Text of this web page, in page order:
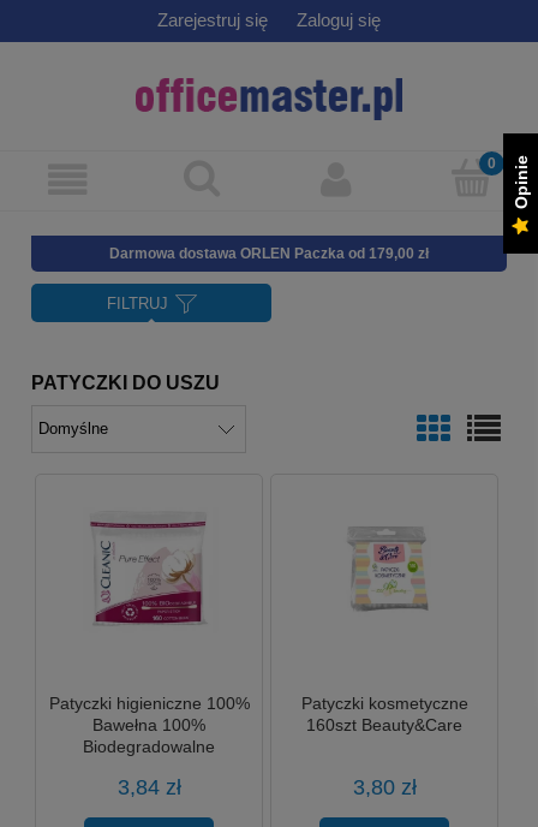
Zarejestruj się Zaloguj się
Darmowa dostawa ORLEN Paczka od 179,00 zł
FILTRUJ
PATYCZKI DO USZU
Patyczki higieniczne 100%
Bawełna 100%
Biodegradowalne
3,84 zł
Patyczki kosmetyczne
160szt Beauty&Care
3,80 zł
Opinie